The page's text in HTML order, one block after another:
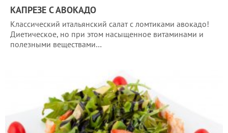
КАПРЕЗЕ С АВОКАДО
Классический итальянский салат с ломтиками авокадо!
Диетическое, но при этом насыщенное витаминами и
полезными веществами…